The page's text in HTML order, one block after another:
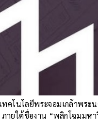
คโนโลยีพระจอมเกล้าพระ
ายใต้ชื่องาน “พลิกโฉมมห